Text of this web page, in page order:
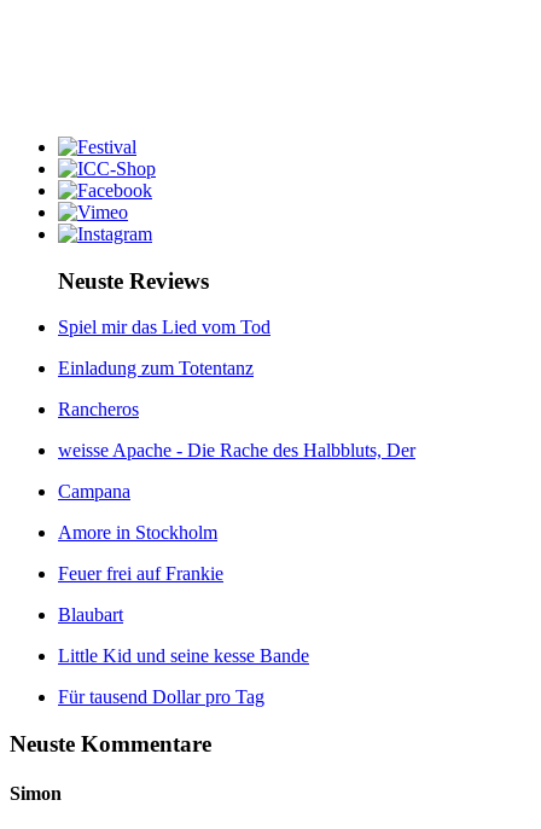
Neuste Reviews
Spiel mir das Lied vom Tod
Einladung zum Totentanz
Rancheros
weisse Apache - Die Rache des Halbbluts, Der
Campana
Amore in Stockholm
Feuer frei auf Frankie
Blaubart
Little Kid und seine kesse Bande
Für tausend Dollar pro Tag
Neuste Kommentare
Simon